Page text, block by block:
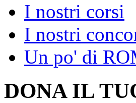
I nostri corsi
I nostri
Un po' di
DONA IL